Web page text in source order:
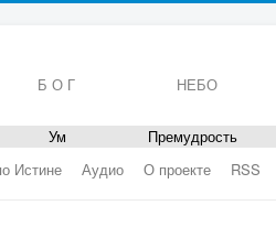
Б О Г НЕБО
Ум Премудрость
Истине Аудио О проекте RSS